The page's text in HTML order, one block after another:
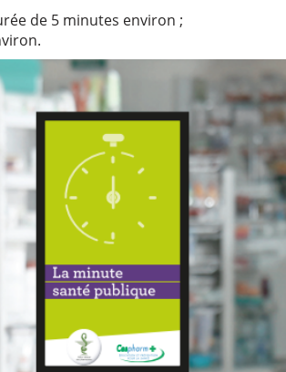
de 5 minutes environ ;